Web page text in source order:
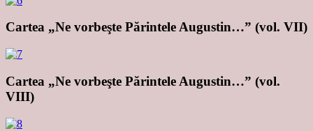
Cartea „Ne vorbeşte Părintele Augustin…” (vol. VII)
Cartea „Ne vorbeşte Părintele Augustin…” (vol.
VIII)